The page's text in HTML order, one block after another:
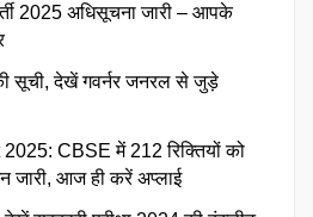
2025 अधिसूचना जारी – आपके
सूची, देखें गवर्नर जनरल से जुड़े
CBSE में 212 रिक्तियों को
जारी, आज ही करें अप्लाई